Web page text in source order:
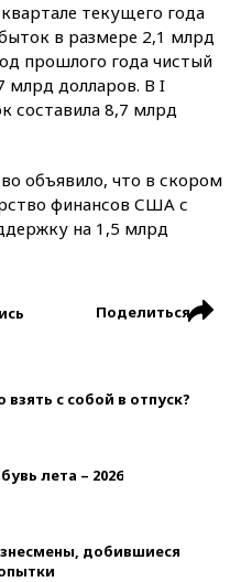
текущего года
в размере 2,1 млрд
прошлого года чистый
млрд долларов. В I
составила 8,7 млрд
объявило, что в скором
финансов США с
на 1,5 млрд
Поделиться
с собой в отпуск?
лета – 2026
добившиеся